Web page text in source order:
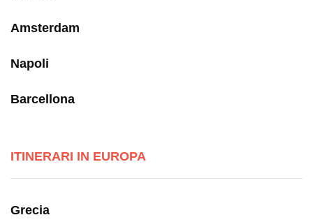
Amsterdam
Napoli
Barcellona
ITINERARI IN EUROPA
Grecia